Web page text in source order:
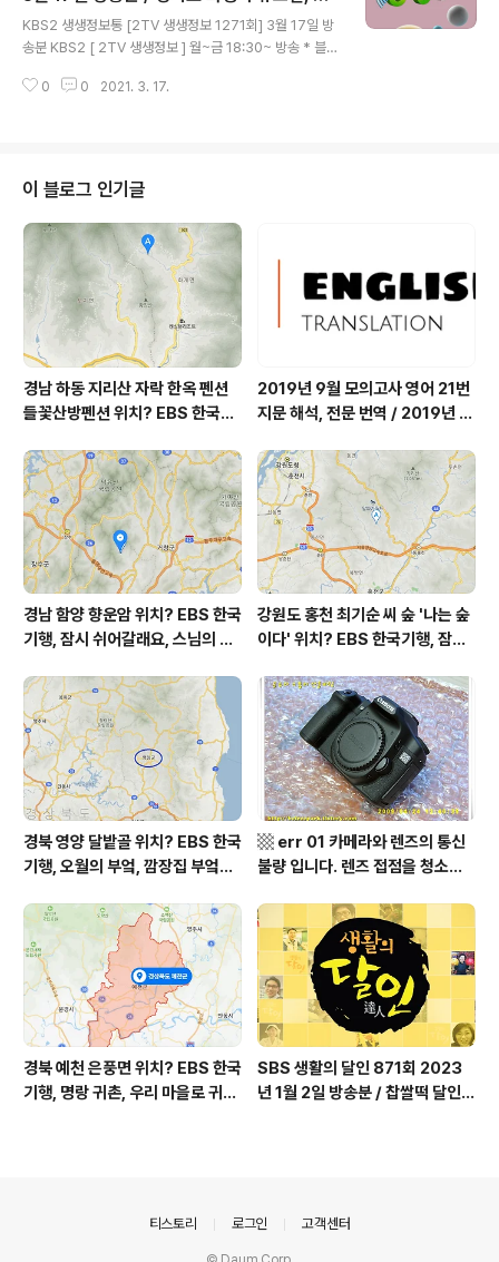
부천시 중동 1142-7 ☎ 032-324-1103 * 영업시간 :
매일 00:00 - 24:00 / 일요일 00:00 - 01:00 일요일 심
천시 논현동 쉬젤 창신금속, 울산시 일산동 대
왕암 아구찜, 전남 강진군 촌닭 코스요리 현우
KBS2 생생정보통 [2TV 생생정보 1271회] 3월 17일 방
송분 KBS2 [ 2TV 생생정보 ] 월~금 18:30~ 방송 * 블로
t.ly/37e3BnS 생생정보통 경기도 화성시 향남읍 토성로
33-10 ☎ 032-814-0061 고수의 부엌 - 아귀찜&아귀
매운탕 울산광역시 동구 해수욕장4길 8 (지번) 울산시 동
구 일산동 959-2 ☎ 052-235-4606 * 영업시간 : 매
0 0 2021. 3. 17.
이 블로그 인기글
경남 하동 지리산 자락 한옥 펜션
들꽃산방펜션 위치? EBS 한국기
봄날, 하동 이태석 씨 하동군 화개
면 들꽃산방펜션 어디? / 경상남도
가볼 만한 곳, 화개장터
2019년 9월 모의고사 영어 21번
지문 해석, 전문 번역 / 2019년 9
역, 평가원 2019년 고3 9월 영어
영역 외국어영역 전문 해석, Engli
sh to Korean translation
경남 함양 향운암 위치? EBS 한국
기행, 잠시 쉬어갈래요, 스님의 어
상남도 함양군 가볼 만한 곳, 용추
계곡 향운암 명천스님, 덕유산 황
석산 거망산 기백산
강원도 홍천 최기순 씨 숲 '나는 숲
이다' 위치? EBS 한국기행, 잠시
군 최기순 씨 캠핑장 펜션 어디? /
강원도 홍천군 가볼 만한 곳, (구)
까르돈, kbs 인간극장
경북 영양 달밭골 위치? EBS 한국
기행, 오월의 부엌, 깜장집 부엌은
어디? / 경상북도 영양군 가볼 만
한 곳, 영양읍 상원리. KBS 인간극
장 임분노미 할머니
▩ err 01 카메라와 렌즈의 통신
불량 입니다. 렌즈 접점을 청소하
경북 예천 은풍면 위치? EBS 한국
기행, 명랑 귀촌, 우리 마을로 귀촌
SBS 생활의 달인 871회 2023
년 1월 2일 방송분 / 찹쌀떡 달인,
티스토리 로그인 고객센터